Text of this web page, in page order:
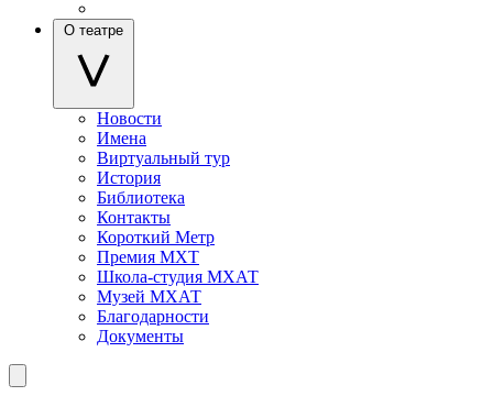
О театре
Новости
Имена
Виртуальный тур
История
Библиотека
Контакты
Короткий Метр
Премия МХТ
Школа-студия МХАТ
Музей МХАТ
Благодарности
Документы